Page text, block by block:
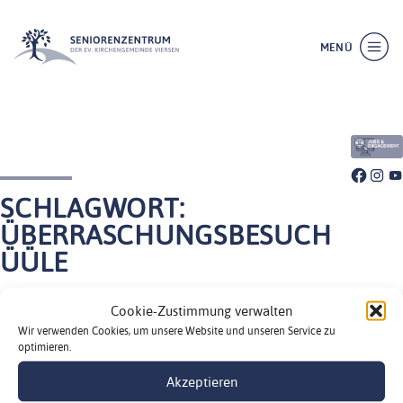
Cookie-Zustimmung verwalten
Wir verwenden Cookies, um unsere Website und unseren Service zu
optimieren.
Akzeptieren
WILLKOMMEN
ÜBER UNS
LEISTUNGEN
MENÜ
SCHLAGWORT:
ÜBERRASCHUNGSBESUCH
ÜÜLE
Das waren sie – die tollen Tage 2026.
17. Februar 2026
Byadmin_seniorenzentrum
In unseren Häusern der Unternehmensgruppe